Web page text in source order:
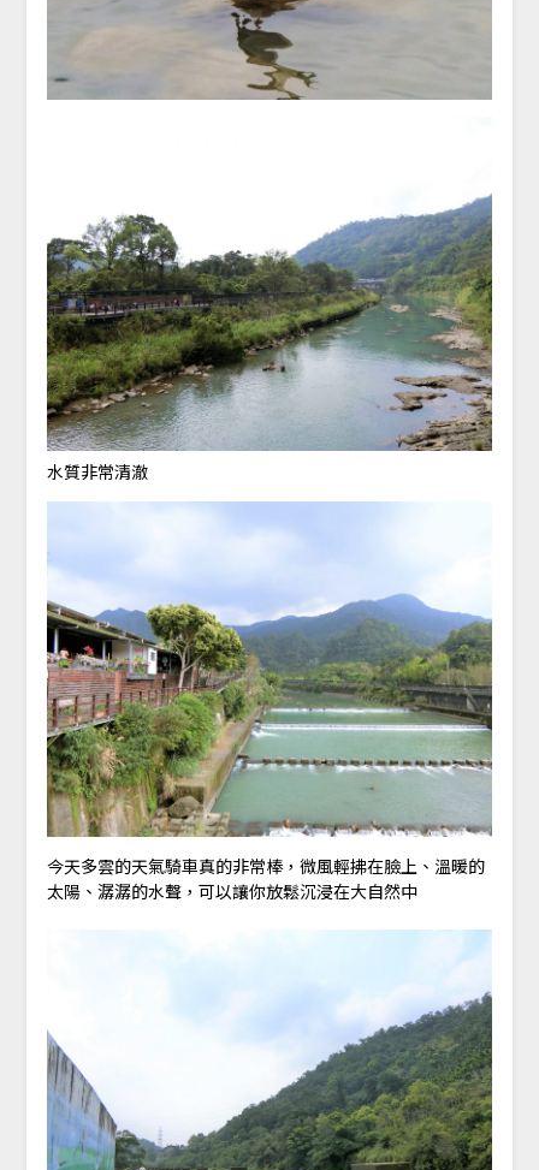
水質非常清澈
今天多雲的天氣騎車真的非常棒，微風輕拂在臉上、溫暖的
太陽、潺潺的水聲，可以讓你放鬆沉浸在大自然中